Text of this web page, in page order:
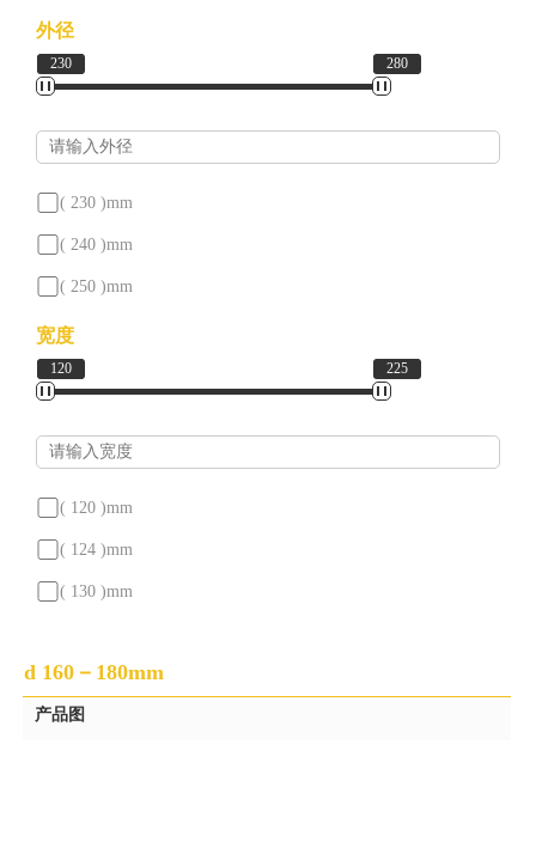
外径
230 280
( 230 )mm
( 240 )mm
( 250 )mm
( 255 )
( 260 )
( 280 )mm
宽度
120 225
( 120 )mm
( 124 )mm
( 130 )mm
( 156 )mm
( 160 )
d 160－180mm
产品图